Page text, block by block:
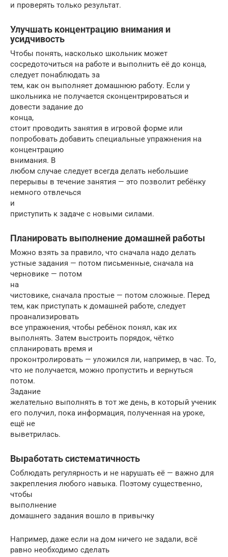
и проверять только результат.
Улучшать концентрацию внимания и
усидчивость
Чтобы понять, насколько школьник может
сосредоточиться на работе и выполнить её до конца,
следует понаблюдать за
тем, как он выполняет домашнюю работу. Если у
школьника не получается сконцентрироваться и
довести задание до
конца,
стоит проводить занятия в игровой форме или
попробовать добавить специальные упражнения на
концентрацию
внимания. В
любом случае следует всегда делать небольшие
перерывы в течение занятия — это позволит ребёнку
немного отвлечься
и
приступить к задаче с новыми силами.
Планировать выполнение домашней работы
Можно взять за правило, что сначала надо делать
устные задания — потом письменные, сначала на
черновике — потом
на
чистовике, сначала простые — потом сложные. Перед
тем, как приступать к домашней работе, следует
проанализировать
все упражнения, чтобы ребёнок понял, как их
выполнять. Затем выстроить порядок, чётко
спланировать время и
проконтролировать — уложился ли, например, в час. То,
что не получается, можно пропустить и вернуться
потом.
Задание
желательно выполнять в тот же день, в который ученик
его получил, пока информация, полученная на уроке,
ещё не
выветрилась.
Выработать систематичность
Соблюдать регулярность и не нарушать её — важно для
закрепления любого навыка. Поэтому существенно,
чтобы
выполнение
домашнего задания вошло в привычку
Например, даже если на дом ничего не задали, всё
равно необходимо сделать